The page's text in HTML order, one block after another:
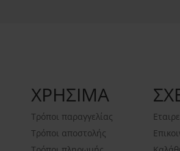
ΧΡΗΣΙΜΑ
Τρόποι παραγγελίας
Τρόποι αποστολής